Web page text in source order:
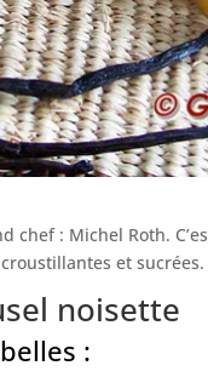
chef : Michel Roth.
et sucrées.
noisette
: